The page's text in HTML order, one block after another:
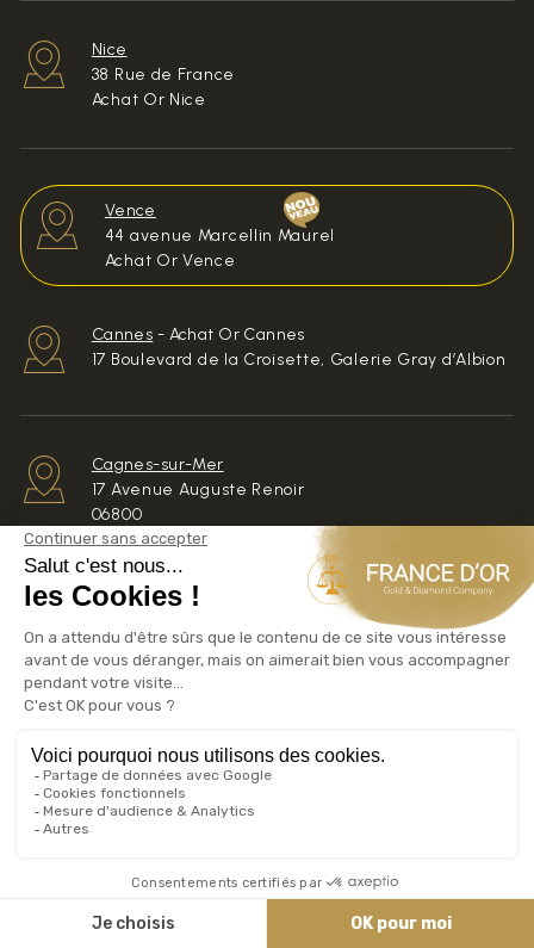
Nice
38 Rue de France
Achat Or Nice
Vence
44 avenue Marcellin Maurel
Achat Or Vence
Cannes - Achat Or Cannes
17 Boulevard de la Croisette, Galerie Gray d’Albion
Cagnes-sur-Mer
17 Avenue Auguste Renoir
06800
Achat Or Cagnes-sur-Mer
Mougins
66 avenue de Tournamy
Achat Or Mougins
Toulon
6 rue Lamalgue
Calculateur TMP TPV